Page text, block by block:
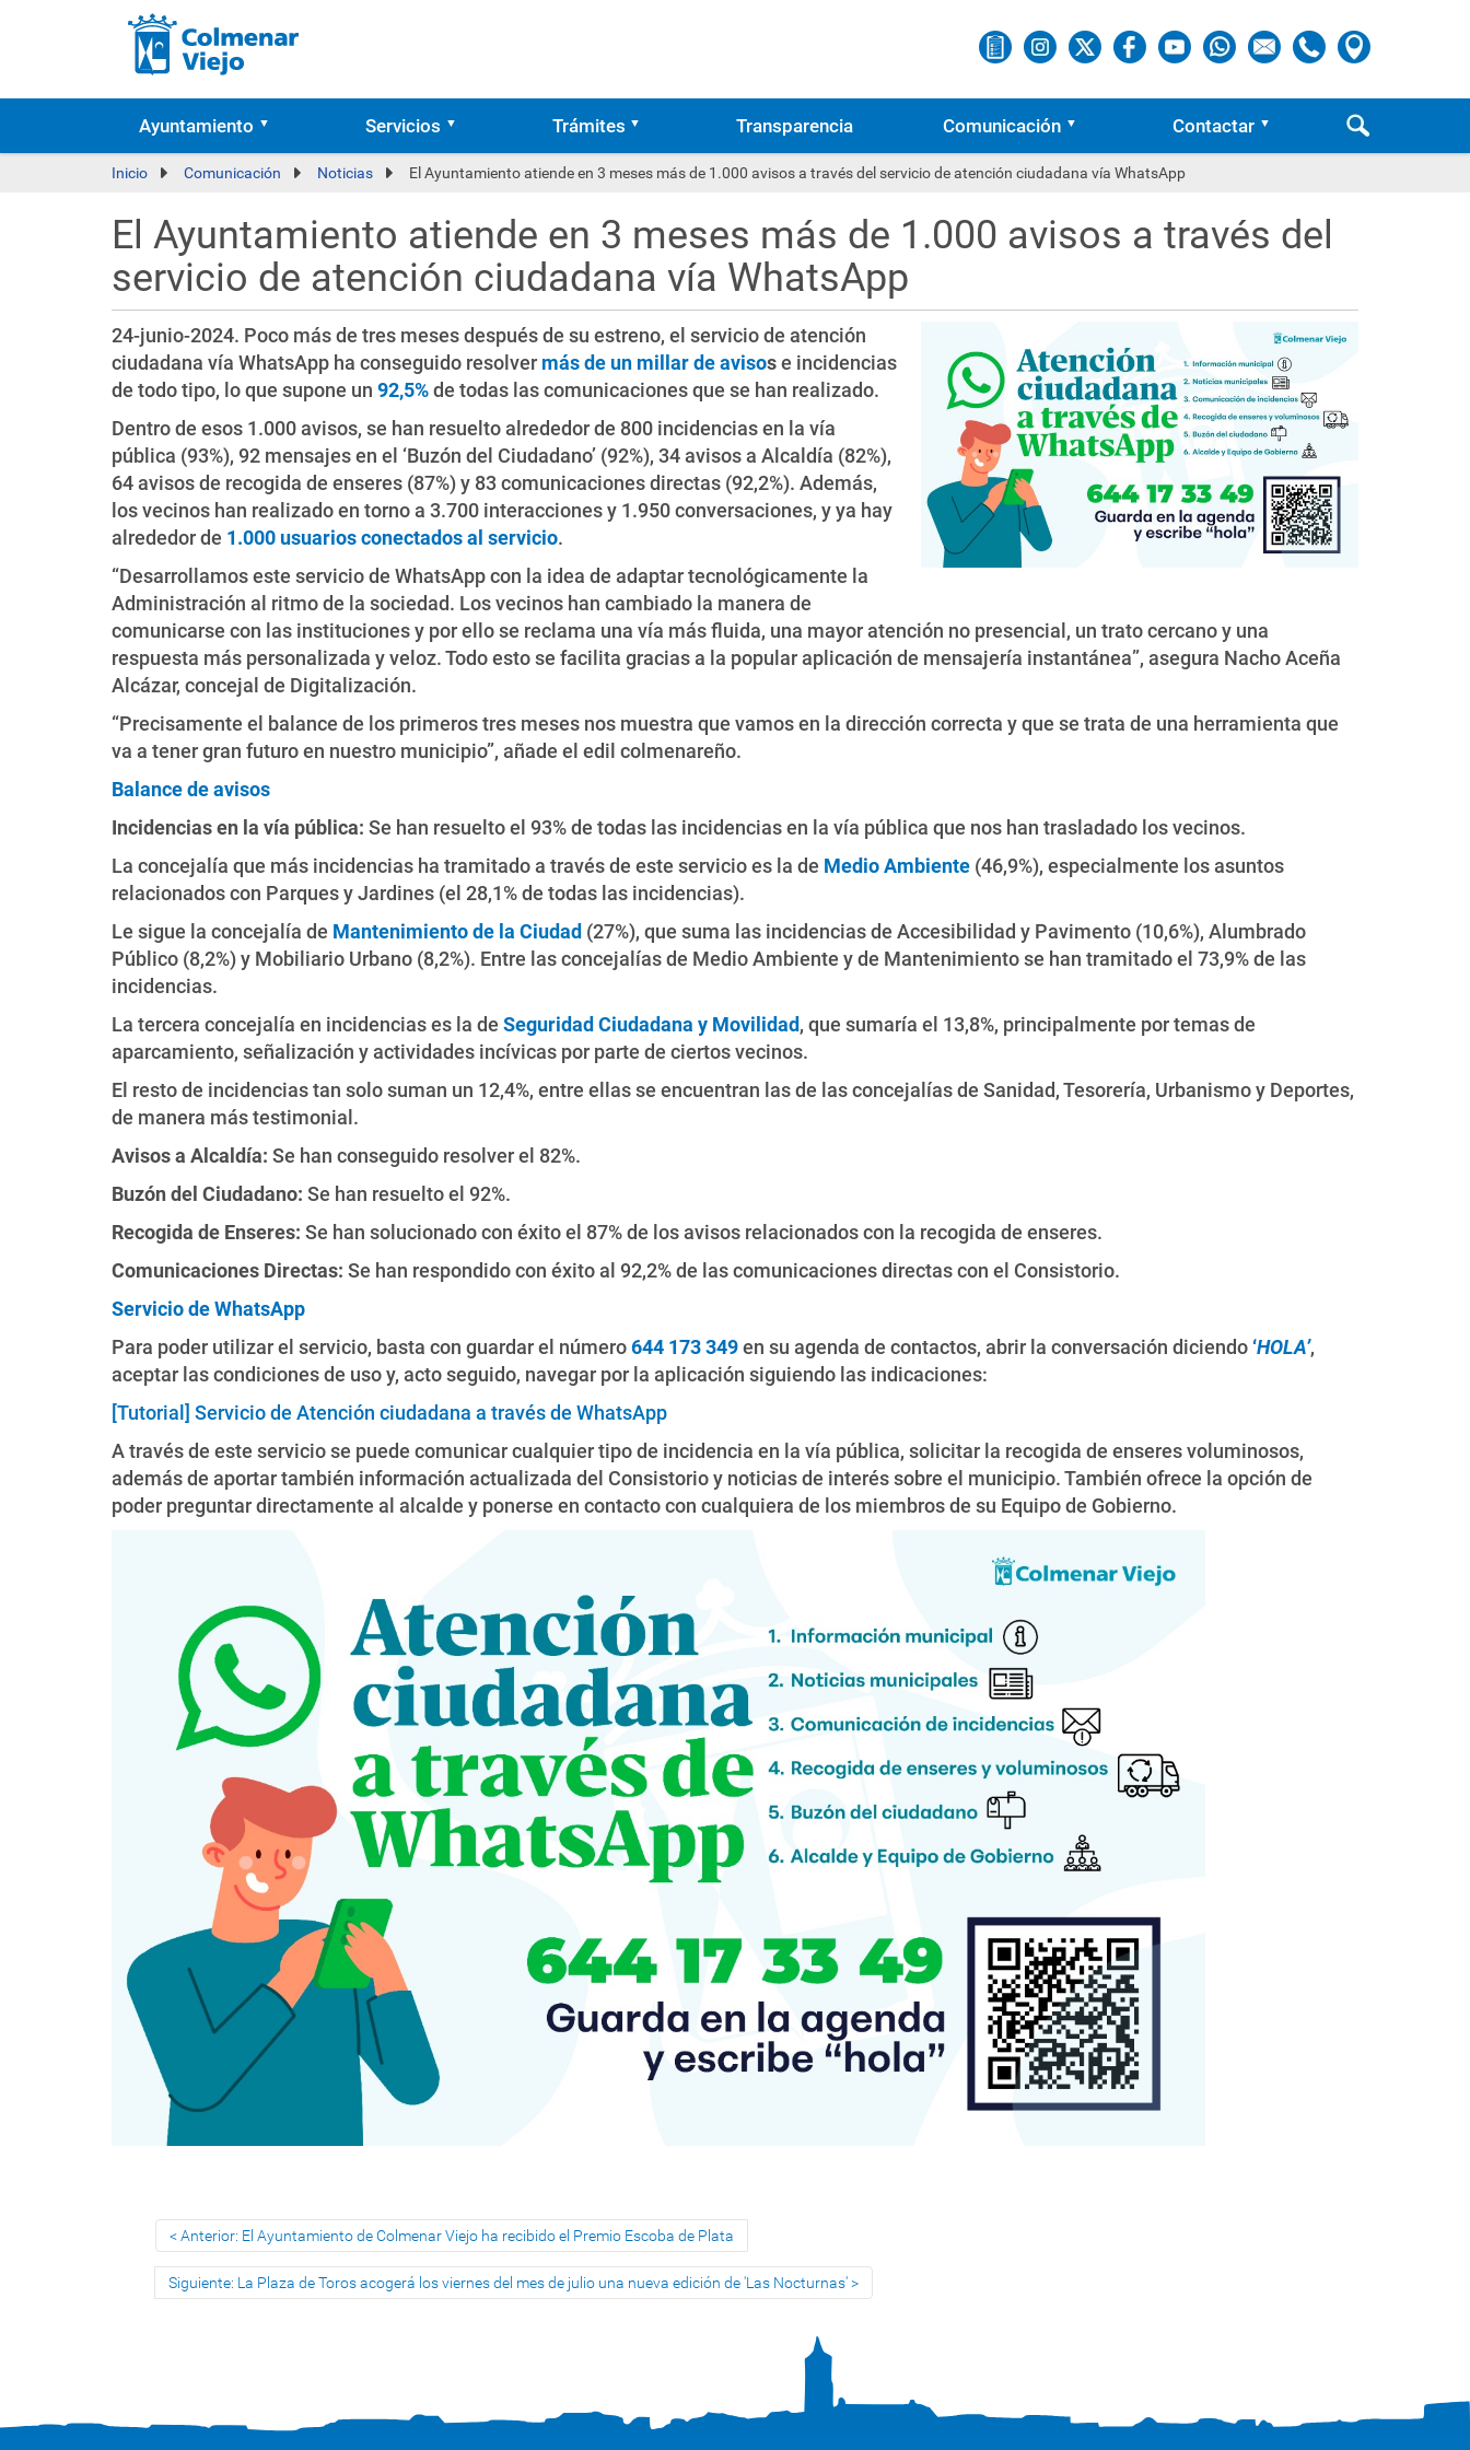
Ayuntamiento Servicios Trámites Transparencia Comunicación Contactar
Inicio Comunicación Noticias El Ayuntamiento atiende en 3 meses más de 1.000 avisos a través del servicio de atención ciudadana vía WhatsApp
El Ayuntamiento atiende en 3 meses más de 1.000 avisos a través del
servicio de atención ciudadana vía WhatsApp
24-junio-2024. Poco más de tres meses después de su estreno, el servicio de atención
ciudadana vía WhatsApp ha conseguido resolver más de un millar de avisose incidencias
de todo tipo, lo que supone un 92,5%de todas las comunicaciones que se han realizado.
Dentro de esos 1.000 avisos, se han resuelto alrededor de 800 incidencias en la vía
pública (93%), 92 mensajes en el ‘Buzón del Ciudadano’ (92%), 34 avisos a Alcaldía (82%),
64 avisos de recogida de enseres (87%) y 83 comunicaciones directas (92,2%). Además,
los vecinos han realizado en torno a 3.700 interacciones y 1.950 conversaciones, y ya hay
alrededor de 1.000 usuarios conectados al servicio.
“Desarrollamos este servicio de WhatsApp con la idea de adaptar tecnológicamente la
Administración al ritmo de la sociedad. Los vecinos han cambiado la manera de
comunicarse con las instituciones y por ello se reclama una vía más fluida, una mayor atención no presencial, un trato cercano y una
respuesta más personalizada y veloz. Todo esto se facilita gracias a la popular aplicación de mensajería instantánea”, asegura Nacho Aceña
Alcázar, concejal de Digitalización.
“Precisamente el balance de los primeros tres meses nos muestra que vamos en la dirección correcta y que se trata de una herramienta que
va a tener gran futuro en nuestro municipio”, añade el edil colmenareño.
Balance de avisos
Incidencias en la vía pública: Se han resuelto el 93% de todas las incidencias en la vía pública que nos han trasladado los vecinos.
La concejalía que más incidencias ha tramitado a través de este servicio es la de Medio Ambiente (46,9%), especialmente los asuntos
relacionados con Parques y Jardines (el 28,1% de todas las incidencias).
Le sigue la concejalía de Mantenimiento de la Ciudad (27%), que suma las incidencias de Accesibilidad y Pavimento (10,6%), Alumbrado
Público (8,2%) y Mobiliario Urbano (8,2%). Entre las concejalías de Medio Ambiente y de Mantenimiento se han tramitado el 73,9% de las
incidencias.
La tercera concejalía en incidencias es la de Seguridad Ciudadana y Movilidad, que sumaría el 13,8%, principalmente por temas de
aparcamiento, señalización y actividades incívicas por parte de ciertos vecinos.
El resto de incidencias tan solo suman un 12,4%, entre ellas se encuentran las de las concejalías de Sanidad, Tesorería, Urbanismo y Deportes,
de manera más testimonial.
Avisos a Alcaldía: Se han conseguido resolver el 82%.
Buzón del Ciudadano: Se han resuelto el 92%.
Recogida de Enseres: Se han solucionado con éxito el 87% de los avisos relacionados con la recogida de enseres.
Comunicaciones Directas: Se han respondido con éxito al 92,2% de las comunicaciones directas con el Consistorio.
Servicio de WhatsApp
Para poder utilizar el servicio, basta con guardar el número644 173 349en su agenda de contactos, abrir la conversación diciendo ‘HOLA’,
aceptar las condiciones de uso y, acto seguido, navegar por la aplicación siguiendo las indicaciones:
[Tutorial] Servicio de Atención ciudadana a través de WhatsApp
A través de este servicio se puede comunicar cualquier tipo de incidencia en la vía pública, solicitar la recogida de enseres voluminosos,
además de aportar también información actualizada del Consistorio y noticias de interés sobre el municipio. También ofrece la opción de
poder preguntar directamente al alcalde y ponerse en contacto con cualquiera de los miembros de su Equipo de Gobierno.
Anterior: El Ayuntamiento de Colmenar Viejo ha recibido el Premio Escoba de Plata
Siguiente: La Plaza de Toros acogerá los viernes del mes de julio una nueva edición de 'Las Nocturnas'